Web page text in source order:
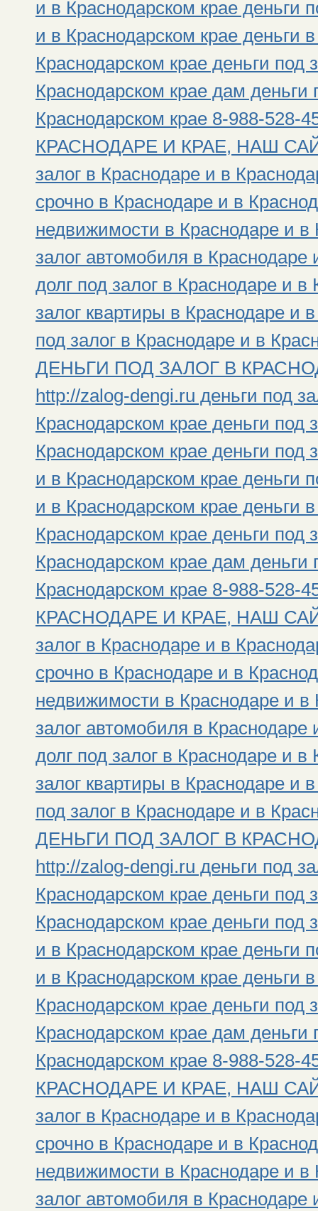
и в Краснодарском крае деньги
и в Краснодарском крае деньги
Краснодарском крае деньги под
Краснодарском крае дам деньги
Краснодарском крае 8-988-
КРАСНОДАРЕ И КРАЕ, НАШ
залог в Краснодаре и в
срочно в Краснодаре и в
недвижимости в Краснодаре и в
залог автомобиля в Краснодаре
долг под залог в Краснодаре и
залог квартиры в Краснодаре и
под залог в Краснодаре и в
ДЕНЬГИ ПОД ЗАЛОГ В
http://zalog-dengi.ru деньги под
Краснодарском крае деньги под
Краснодарском крае деньги
и в Краснодарском крае деньги
и в Краснодарском крае деньги
Краснодарском крае деньги под
Краснодарском крае дам деньги
Краснодарском крае 8-988-
КРАСНОДАРЕ И КРАЕ, НАШ
залог в Краснодаре и в
срочно в Краснодаре и в
недвижимости в Краснодаре и в
залог автомобиля в Краснодаре
долг под залог в Краснодаре и
залог квартиры в Краснодаре и
под залог в Краснодаре и в
ДЕНЬГИ ПОД ЗАЛОГ В
http://zalog-dengi.ru деньги под
Краснодарском крае деньги под
Краснодарском крае деньги
и в Краснодарском крае деньги
и в Краснодарском крае деньги
Краснодарском крае деньги под
Краснодарском крае дам деньги
Краснодарском крае 8-988-
КРАСНОДАРЕ И КРАЕ, НАШ
залог в Краснодаре и в
срочно в Краснодаре и в
недвижимости в Краснодаре и в
залог автомобиля в Краснодаре